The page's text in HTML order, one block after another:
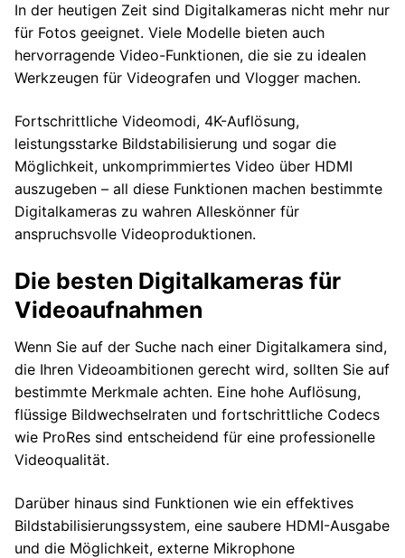
In der heutigen Zeit sind Digitalkameras nicht mehr nur
für Fotos geeignet. Viele Modelle bieten auch
hervorragende Video-Funktionen, die sie zu idealen
Werkzeugen für Videografen und Vlogger machen.
Fortschrittliche Videomodi, 4K-Auflösung,
leistungsstarke Bildstabilisierung und sogar die
Möglichkeit, unkomprimmiertes Video über HDMI
auszugeben – all diese Funktionen machen bestimmte
Digitalkameras zu wahren Alleskönner für
anspruchsvolle Videoproduktionen.
Die besten Digitalkameras für
Videoaufnahmen
Wenn Sie auf der Suche nach einer Digitalkamera sind,
die Ihren Videoambitionen gerecht wird, sollten Sie auf
bestimmte Merkmale achten. Eine hohe Auflösung,
flüssige Bildwechselraten und fortschrittliche Codecs
wie ProRes sind entscheidend für eine professionelle
Videoqualität.
Darüber hinaus sind Funktionen wie ein effektives
Bildstabilisierungssystem, eine saubere HDMI-Ausgabe
und die Möglichkeit, externe Mikrophone